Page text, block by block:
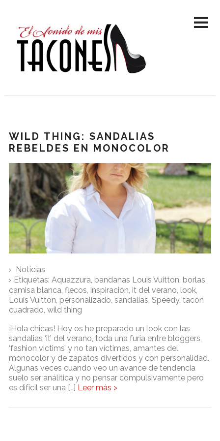
WILD THING: SANDALIAS
REBELDES EN MONOCOLOR
Noticias
Etiquetas: Aquazzura bandanas Louis Vuitton borlas
camisa blanca flecos inspiración it del verano look,
Louis Vuitton personalizado sandalias Speedy, tacón
cuadrado wild thing
¡Hola chicas! Hoy os he preparado un look con las
sandalias ‘it’ del verano, toda una furia entre bloggers,
‘fashion victims’ y no tan víctimas, amantes del
monocolor y de zapatos divertidos y con personalidad.
Algunas veces cuando veo un avance de tendencia
suelo ser análitica y no pensar compulsivamente pero
es difícil ser una […] Leer más >